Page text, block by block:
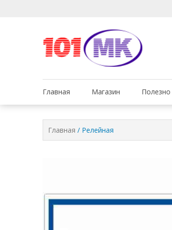
Мы
Главная Магазин Полезно
Главная / Релейная